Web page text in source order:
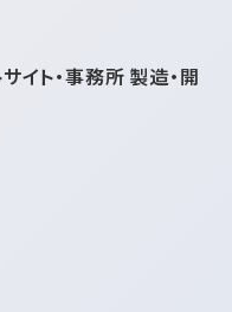
イト・事務所 製造・開